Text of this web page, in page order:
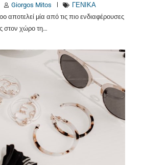
Giorgos Mitos
ΓΕΝΙΚΑ
αποτελεί μία από τις πιο ενδιαφέρουσες
στον χώρο τη…